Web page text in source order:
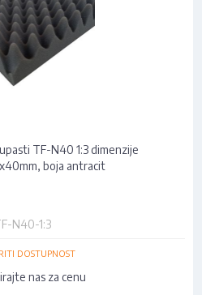
TF-N40 1:3 dimenzije
boja antracit
N40-1:3
DOSTUPNOST
nas za cenu